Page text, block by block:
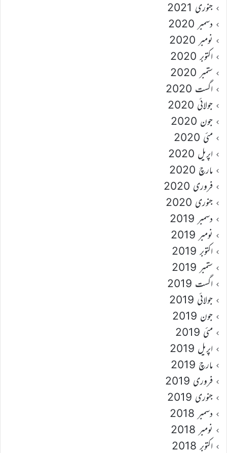
جنوری 2021
دسمبر 2020
نومبر 2020
اکتوبر 2020
ستمبر 2020
اگست 2020
جولائی 2020
جون 2020
مئی 2020
اپریل 2020
مارچ 2020
فروری 2020
جنوری 2020
دسمبر 2019
نومبر 2019
اکتوبر 2019
ستمبر 2019
اگست 2019
جولائی 2019
جون 2019
مئی 2019
اپریل 2019
مارچ 2019
فروری 2019
جنوری 2019
دسمبر 2018
نومبر 2018
اکتوبر 2018